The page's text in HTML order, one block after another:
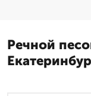
Речной